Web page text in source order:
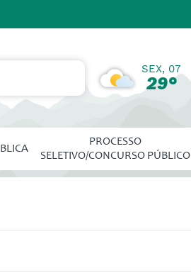
SEX, 07
29°
PROCESSO
SELETIVO/CONCURSO PÚBLICO